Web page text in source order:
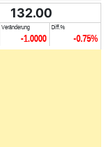
132.00
Veränderung
-1.0000
Diff.%
-0.75%